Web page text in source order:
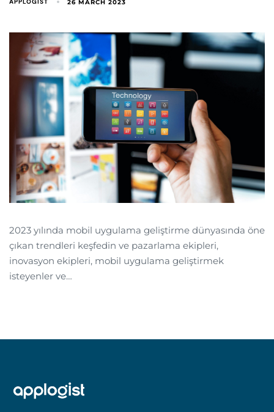
APPLOGIST 26 MARCH 2023
2023 yılında mobil uygulama geliştirme dünyasında öne
çıkan trendleri keşfedin ve pazarlama ekipleri,
inovasyon ekipleri, mobil uygulama geliştirmek
isteyenler ve…